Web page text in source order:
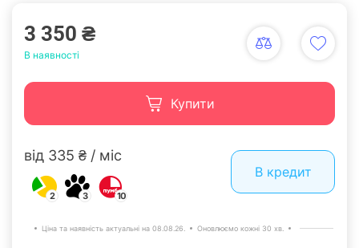
3 350 ₴
В наявності
Купити
від 335 ₴ / міс
2 3 10
В кредит
Ціна та наявність актуальні на 08.08.26. Оновлюємо кожні 30 хв.